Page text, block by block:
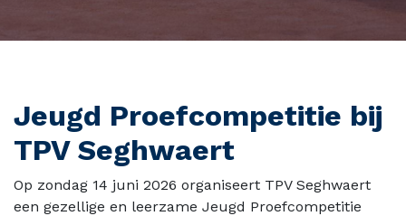
Jeugd Proefcompetitie bij
TPV Seghwaert
Op zondag 14 juni 2026 organiseert TPV Seghwaert
een gezellige en leerzame Jeugd Proefcompetitie